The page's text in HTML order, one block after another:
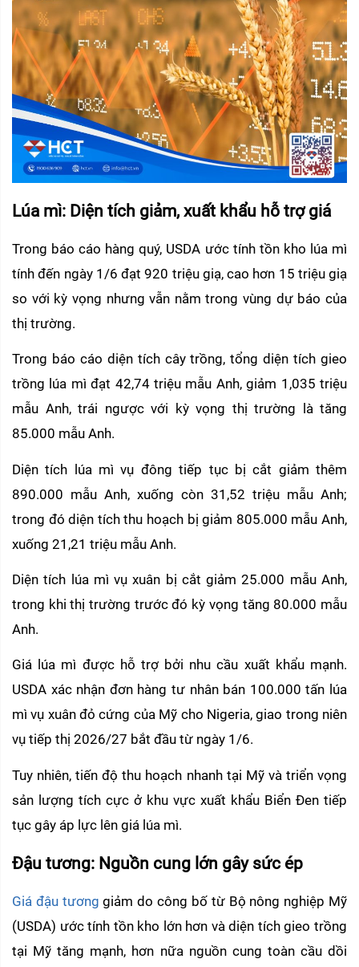
Lúa mì: Diện tích giảm, xuất khẩu hỗ trợ giá
Trong báo cáo hàng quý, USDA ước tính tồn kho lúa mì
tính đến ngày 1/6 đạt 920 triệu giạ, cao hơn 15 triệu giạ
so với kỳ vọng nhưng vẫn nằm trong vùng dự báo của
thị trường.
Trong báo cáo diện tích cây trồng, tổng diện tích gieo
trồng lúa mì đạt 42,74 triệu mẫu Anh, giảm 1,035 triệu
mẫu Anh, trái ngược với kỳ vọng thị trường là tăng
85.000 mẫu Anh.
Diện tích lúa mì vụ đông tiếp tục bị cắt giảm thêm
890.000 mẫu Anh, xuống còn 31,52 triệu mẫu Anh;
trong đó diện tích thu hoạch bị giảm 805.000 mẫu Anh,
xuống 21,21 triệu mẫu Anh.
Diện tích lúa mì vụ xuân bị cắt giảm 25.000 mẫu Anh,
trong khi thị trường trước đó kỳ vọng tăng 80.000 mẫu
Anh.
Giá lúa mì được hỗ trợ bởi nhu cầu xuất khẩu mạnh.
USDA xác nhận đơn hàng tư nhân bán 100.000 tấn lúa
mì vụ xuân đỏ cứng của Mỹ cho Nigeria, giao trong niên
vụ tiếp thị 2026/27 bắt đầu từ ngày 1/6.
Tuy nhiên, tiến độ thu hoạch nhanh tại Mỹ và triển vọng
sản lượng tích cực ở khu vực xuất khẩu Biển Đen tiếp
tục gây áp lực lên giá lúa mì.
Đậu tương: Nguồn cung lớn gây sức ép
Giá đậu tương giảm do công bố từ Bộ nông nghiệp Mỹ
(USDA) ước tính tồn kho lớn hơn và diện tích gieo trồng
tại Mỹ tăng mạnh, hơn nữa nguồn cung toàn cầu dồi